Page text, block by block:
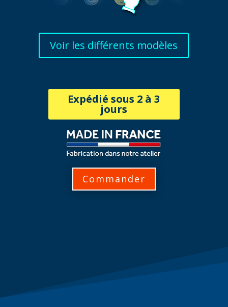
Voir les différents modèles
Expédié sous 2 à 3
jours
Commander